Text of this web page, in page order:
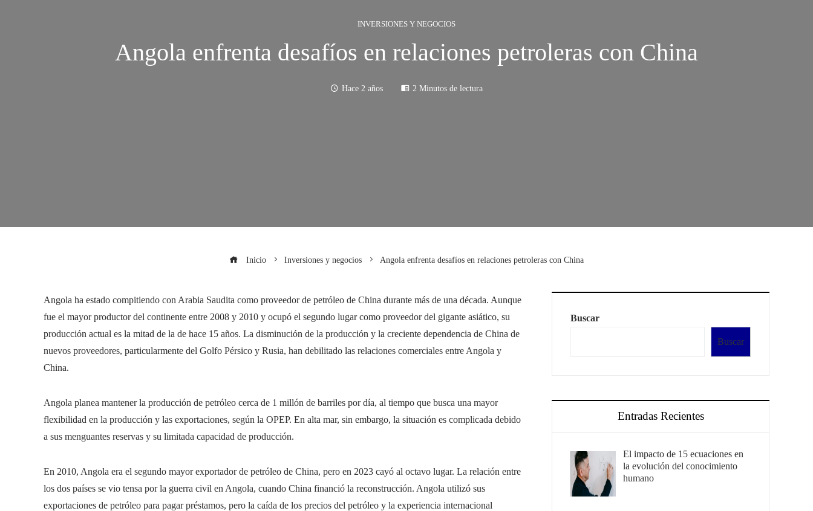
INVERSIONES Y NEGOCIOS
Angola enfrenta desafíos en relaciones petroleras con China
Hace 2 años 2 Minutos de lectura
Inicio Inversiones y negocios Angola enfrenta desafíos en relaciones petroleras con China
Angola ha estado compitiendo con Arabia Saudita como proveedor de petróleo de China durante más de una década. Aunque
fue el mayor productor del continente entre 2008 y 2010 y ocupó el segundo lugar como proveedor del gigante asiático, su
producción actual es la mitad de la de hace 15 años. La disminución de la producción y la creciente dependencia de China de
nuevos proveedores, particularmente del Golfo Pérsico y Rusia, han debilitado las relaciones comerciales entre Angola y
China.
Angola planea mantener la producción de petróleo cerca de 1 millón de barriles por día, al tiempo que busca una mayor
flexibilidad en la producción y las exportaciones, según la OPEP. En alta mar, sin embargo, la situación es complicada debido
a sus menguantes reservas y su limitada capacidad de producción.
En 2010, Angola era el segundo mayor exportador de petróleo de China, pero en 2023 cayó al octavo lugar. La relación entre
los dos países se vio tensa por la guerra civil en Angola, cuando China financió la reconstrucción. Angola utilizó sus
exportaciones de petróleo para pagar préstamos, pero la caída de los precios del petróleo y la experiencia internacional
Buscar
Buscar
Entradas Recientes
El impacto de 15 ecuaciones en
la evolución del conocimiento
humano